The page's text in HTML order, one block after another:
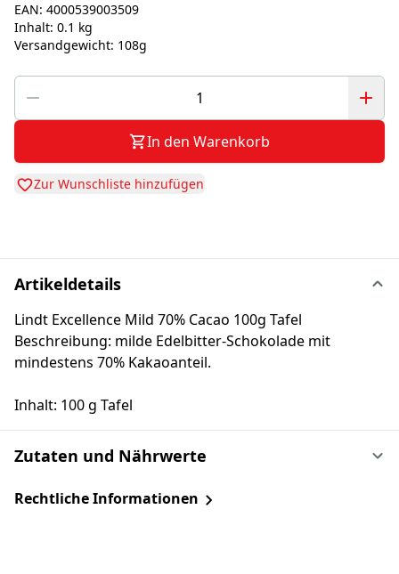
EAN: 4000539003509
Inhalt: 0.1 kg
Versandgewicht: 108g
In den Warenkorb
Zur Wunschliste hinzufügen
Artikeldetails
Lindt Excellence Mild 70% Cacao 100g Tafel
Beschreibung: milde Edelbitter-Schokolade mit
mindestens 70% Kakaoanteil.
Inhalt: 100 g Tafel
Zutaten und Nährwerte
Rechtliche Informationen